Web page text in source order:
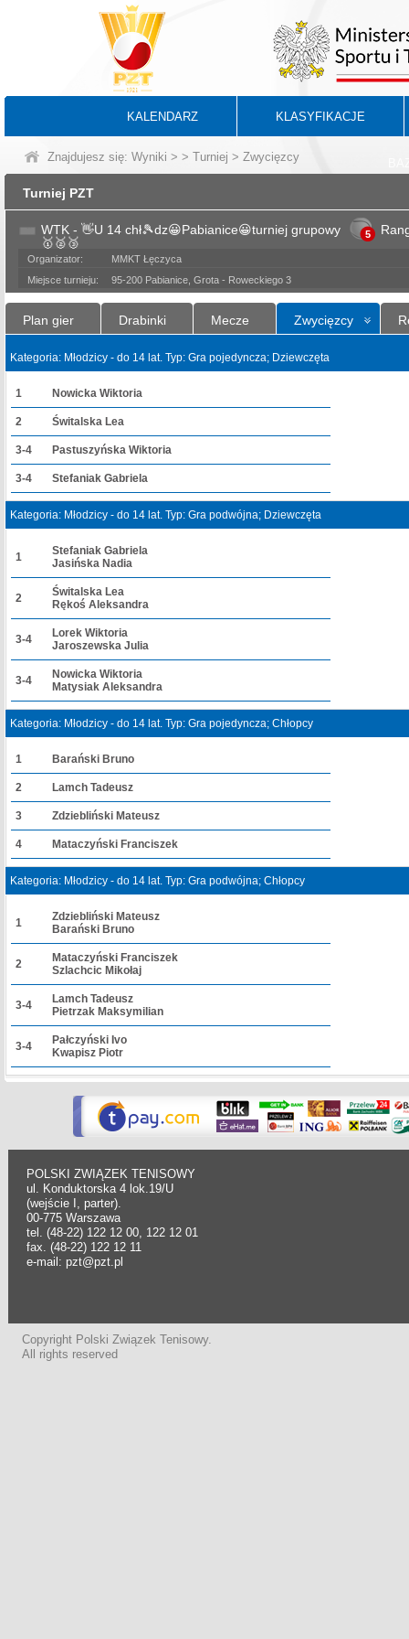
KALENDARZ KLASYFIKACJE
Znajdujesz się: Wyniki > > Turniej > Zwycięzcy
Turniej PZT
WTK - 👋U 14 chł🎾dz😀Pabianice😀turniej grupowy
🥇🥈🥉
5
Organizator:
MMKT Łęczyca
Miejsce turnieju:
95-200 Pabianice, Grota - Roweckiego 3
Plan gier Drabinki Mecze Zwycięzcy
Kategoria: Młodzicy - do 14 lat. Typ: Gra pojedyncza; Dziewczęta
1 Nowicka Wiktoria
2 Świtalska Lea
3-4 Pastuszyńska Wiktoria
3-4 Stefaniak Gabriela
Kategoria: Młodzicy - do 14 lat. Typ: Gra podwójna; Dziewczęta
1
Stefaniak Gabriela
Jasińska Nadia
2
Świtalska Lea
Rękoś Aleksandra
3-4
Lorek Wiktoria
Jaroszewska Julia
3-4
Nowicka Wiktoria
Matysiak Aleksandra
Kategoria: Młodzicy - do 14 lat. Typ: Gra pojedyncza; Chłopcy
1 Barański Bruno
2 Lamch Tadeusz
3 Zdziebliński Mateusz
4 Mataczyński Franciszek
Kategoria: Młodzicy - do 14 lat. Typ: Gra podwójna; Chłopcy
1
Zdziebliński Mateusz
Barański Bruno
2
Mataczyński Franciszek
Szlachcic Mikołaj
3-4
Lamch Tadeusz
Pietrzak Maksymilian
3-4
Pałczyński Ivo
Kwapisz Piotr
POLSKI ZWIĄZEK TENISOWY
ul. Konduktorska 4 lok.19/U
(wejście I, parter).
00-775 Warszawa
tel. (48-22) 122 12 00, 122 12 01
fax. (48-22) 122 12 11
e-mail: pzt@pzt.pl
Copyright Polski Związek Tenisowy.
All rights reserved